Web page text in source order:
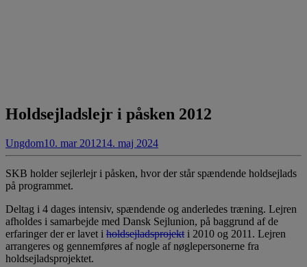
Holdsejladslejr i påsken 2012
Ungdom10. mar 201214. maj 2024
SKB holder sejlerlejr i påsken, hvor der står spændende holdsejlads
på programmet.
Deltag i 4 dages intensiv, spændende og anderledes træning. Lejren
afholdes i samarbejde med Dansk Sejlunion, på baggrund af de
erfaringer der er lavet i holdsejladsprojekt i 2010 og 2011. Lejren
arrangeres og gennemføres af nogle af nøglepersonerne fra
holdsejladsprojektet.